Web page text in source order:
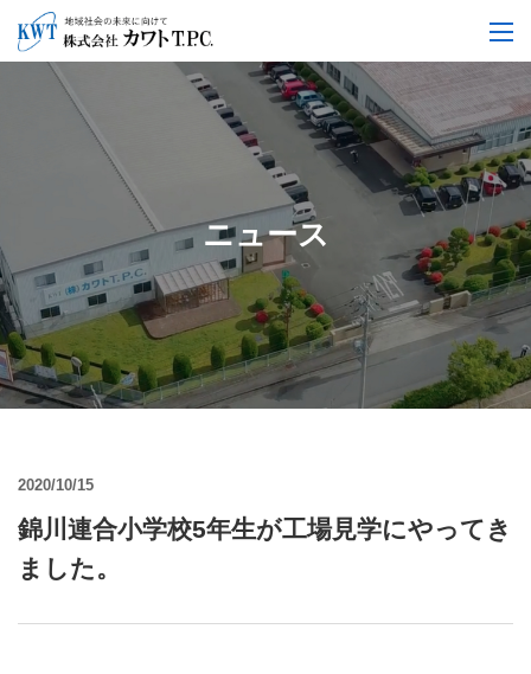
ニュース
2020/10/15
錦川連合小学校5年生が工場見学にやってき
ました。